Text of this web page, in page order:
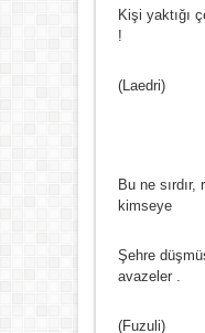
Kişi yaktığı
!
(Laedri)
Bu ne sırdır,
kimseye
Şehre
avazeler .
(Fuzuli)